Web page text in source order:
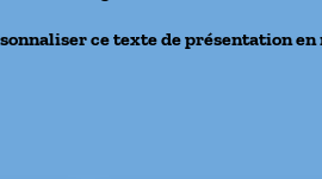
ce texte de présentation